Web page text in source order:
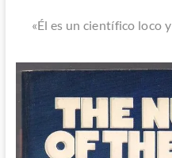
«Él es un científico loco